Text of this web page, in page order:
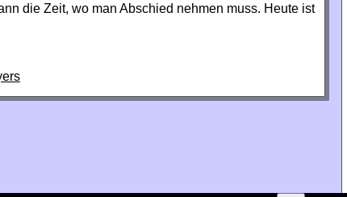
die Zeit, wo man Abschied nehmen muss. Heute ist